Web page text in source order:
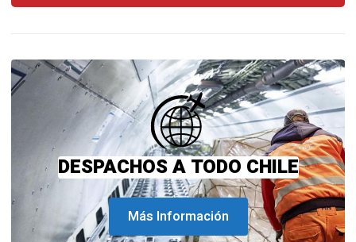
DESPACHOS A TODO CHILE
Más Información